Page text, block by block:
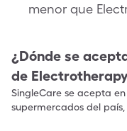
menor que
¿Dónde se
de
SingleCare se acepta
supermercados del